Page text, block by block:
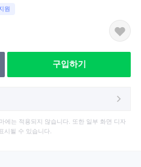
원
구입하기
에는 적용되지 않습니다. 또한 일부 화면 디자
시될 수 있습니다.